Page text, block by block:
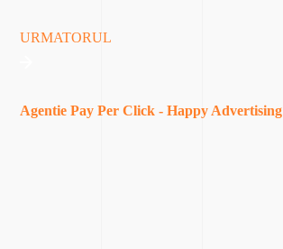
URMATORUL
Agentie Pay Per Click - Happy Advertising